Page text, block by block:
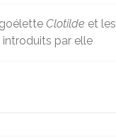
Clotilde et les
introduits par elle